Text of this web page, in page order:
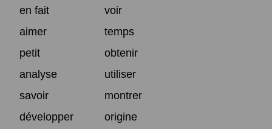
en fait
voir
aimer
temps
petit
obtenir
analyse
utiliser
savoir
montrer
développer
origine